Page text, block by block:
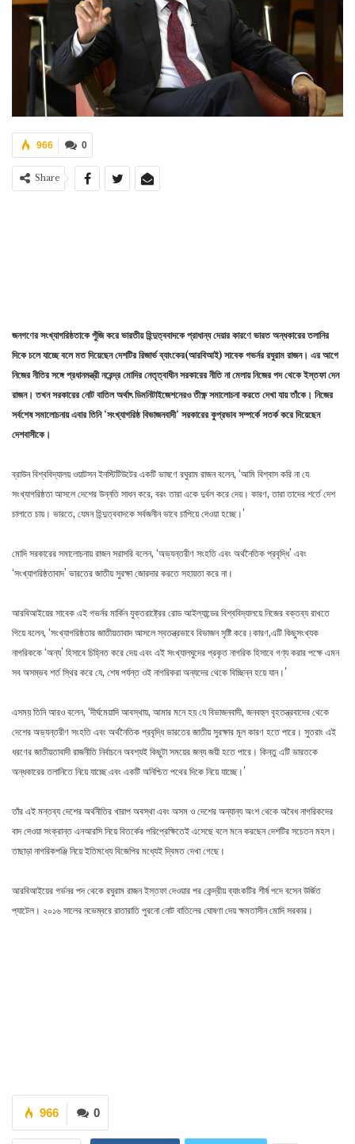
0
966
Share
জনগণের সংখ্যাগরিষ্ঠতাকে পুঁজি করে ভারতীয় হিন্দুত্ববাদকে প্রাধান্য দেয়ার কারণে ভারত অন্ধকারের তলানির
দিকে চলে যাচ্ছে বলে মত দিয়েছেন দেশটির রিজার্ভ ব্যাংকের(আরবিআই) সাবেক গভর্নর রঘুরাম রাজন। এর আগে
নিজের নীতির সঙ্গে প্রধানমন্ত্রী নরেন্দ্র মোদির নেতৃত্বাধীন সরকারের নীতি না মেলায় নিজের পদ থেকে ইস্তফা দেন
রাজন। তখন সরকারের নোট বাতিল অর্থাৎ ডিমনিটাইজেশনেরও তীক্ষ্ণ সমালোচনা করতে দেখা যায় তাঁকে। নিজের
সর্বশেষ সমালোচনায় এবার তিনি‘সংখ্যাগরিষ্ঠ বিভাজনবাদী‘ সরকারের কুপ্রভাব সম্পর্কে সতর্ক করে দিয়েছেন
দেশবাসীকে।
ব্রাউন বিশ্ববিদ্যালয় ওয়াটসন ইনস্টিটিউটের একটি ভাষণে রঘুরাম রাজন বলেন, ‘আমি বিশ্বাস করি না যে
সংখ্যাগরিষ্ঠতা আসলে দেশের উন্নতি সাধন করে, বরং তারা একে দুর্বল করে দেয়। কারণ, তারা তাদের শর্তে দেশ
চালাতে চায়। ভারতে, যেমন হিন্দুত্ববাদকে সর্বজনীন ভাবে চাপিয়ে দেওয়া হচ্ছে।’
মোদি সরকারের সমালোচনায় রাজন সরাসরি বলেন, ‘অভ্যন্তরীণ সংহতি এবং অর্থনৈতিক প্রবৃদ্ধি’ এবং
‘সংখ্যাগরিষ্ঠতাবাদ’ ভারতের জাতীয় সুরক্ষা জোরদার করতে সহায়তা করে না।
আরবিআইয়ের সাবেক এই গভর্নর মার্কিন যুক্তরাষ্ট্রের রোড আইল্যান্ডের বিশ্ববিদ্যালয়ে নিজের বক্তব্য রাখতে
গিয়ে বলেন, ‘সংখ্যাগরিষ্ঠতার জাতীয়তাবাদ আসলে স্বতন্ত্রভাবে বিভাজন সৃষ্টি করে।কারণ,এটি কিছুসংখ্যক
নাগরিককে ‘অন্য’ হিসাবে চিহ্নিত করে দেয় এবং এই সংখ্যালঘুদের প্রকৃত নাগরিক হিসাবে গণ্য করার পক্ষে এমন
সব অসম্ভব শর্ত স্থির করে যে, শেষ পর্যন্ত ওই নাগরিকরা অন্যদের থেকে বিচ্ছিন্ন হয়ে যান।’
এসময় তিনি আরও বলেন, ‘দীর্ঘমেয়াদি আবস্থায়, আমার মনে হয় যে বিভাজনবাদী, জনবহুল বৃহতন্ত্রবাদের থেকে
দেশের অভ্যন্তরীণ সংহতি এবং অর্থনৈতিক প্রবৃদ্ধি ভারতের জাতীয় সুরক্ষার মূল কারণ হতে পারে। সুতরাং এই
ধরণের জাতীয়তাবাদী রাজনীতি নির্বাচনে অবশ্যই কিছুটা সময়ের জন্য জয়ী হতে পারে। কিন্তু এটি ভারতকে
অন্ধকারের তলানিতে নিয়ে যাচ্ছে এবং একটি অনিশ্চিত পথের দিকে নিয়ে যাচ্ছে।’
তাঁর এই মন্তব্য দেশের অর্থনীতির খারাপ অবস্থা এবং অসম ও দেশের অন্যান্য অংশ থেকে অবৈধ নাগরিকদের
বাদ দেওয়া সংক্রান্ত এনআরসি নিয়ে বিতর্কের পরিপ্রেক্ষিতেই এসেছে বলে মনে করছেন দেশটির সচেতন মহল।
তাছাড়া নাগরিকপঞ্জি নিয়ে ইতিমধ্যে বিজেপির মধ্যেই দ্বিমত দেখা গেছে।
আরবিআইয়ের গর্ভনর পদ থেকে রঘুরাম রাজন ইস্তফা দেওয়ার পর কেন্দ্রীয় ব্যাংকটির শীর্ষ পদে বসেন উর্জিত
প্যাটেল। ২০১৬ সালের নভেম্বরে রাতারাতি পুরনো নোট বাতিলের ঘোষণা দেয় ক্ষমতাসীন মোদি সরকার।
0
966